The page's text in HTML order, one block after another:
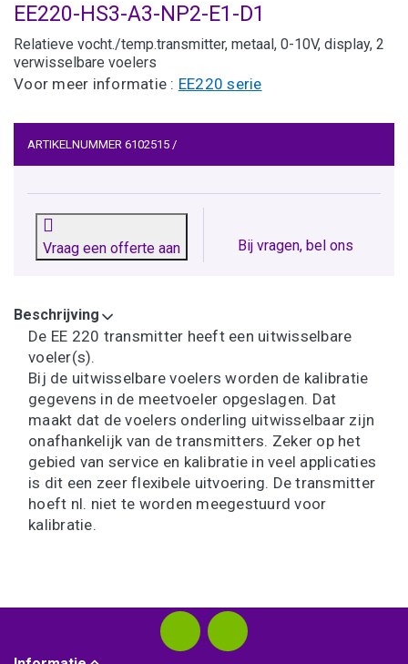
EE220-HS3-A3-NP2-E1-D1
Relatieve vocht./temp.transmitter, metaal, 0-10V, display, 2
verwisselbare voelers
Voor meer informatie : EE220 serie
ARTIKELNUMMER 6102515 /
Vraag een offerte aan Bij vragen, bel ons
Beschrijving
De EE 220 transmitter heeft een uitwisselbare
voeler(s).
Bij de uitwisselbare voelers worden de kalibratie
gegevens in de meetvoeler opgeslagen. Dat
maakt dat de voelers onderling uitwisselbaar zijn
onafhankelijk van de transmitters. Zeker op het
gebied van service en kalibratie in veel applicaties
is dit een zeer flexibele uitvoering. De transmitter
hoeft nl. niet te worden meegestuurd voor
kalibratie.